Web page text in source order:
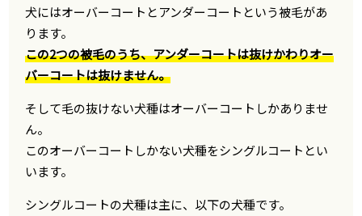
犬にはオーバーコートとアンダーコートという被毛があ
ります。
この2つの被毛のうち、アンダーコートは抜けかわりオー
バーコートは抜けません。
そして毛の抜けない犬種はオーバーコートしかありませ
ん。
このオーバーコートしかない犬種をシングルコートとい
います。
シングルコートの犬種は主に、以下の犬種です。